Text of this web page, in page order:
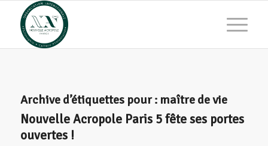
Archive d’étiquettes pour : maître de vie
Nouvelle Acropole Paris 5 fête ses portes
ouvertes !